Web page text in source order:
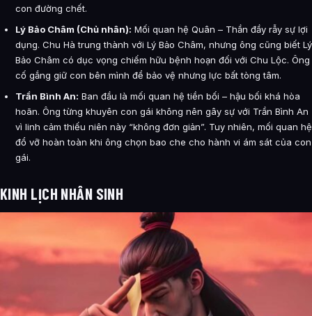
con đường chết.
Lý Bảo Châm (Chủ nhân): Mối quan hệ Quân – Thần đầy rẫy sự lợi
dụng. Chu Hà trung thành với Lý Bảo Châm, nhưng ông cũng biết Lý
Bảo Châm có dục vọng chiếm hữu bệnh hoạn đối với Chu Lộc. Ông
cố gắng giữ con bên mình để bảo vệ nhưng lực bất tòng tâm.
Trần Bình An: Ban đầu là mối quan hệ tiền bối – hậu bối khá hòa
hoãn. Ông từng khuyên con gái không nên gây sự với Trần Bình An
vì linh cảm thiếu niên này “không đơn giản”. Tuy nhiên, mối quan hệ
đổ vỡ hoàn toàn khi ông chọn bao che cho hành vi ám sát của con
gái.
KINH LỊCH NHÂN SINH